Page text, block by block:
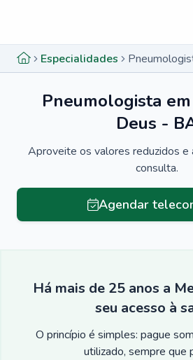
Especialidades
Pneumologista
Deus -
Aproveite os valores reduzidos e
consulta.
Agendar
Há mais de 25 anos a
seu acesso à
O princípio é simples: pague
utilizado, sempre que